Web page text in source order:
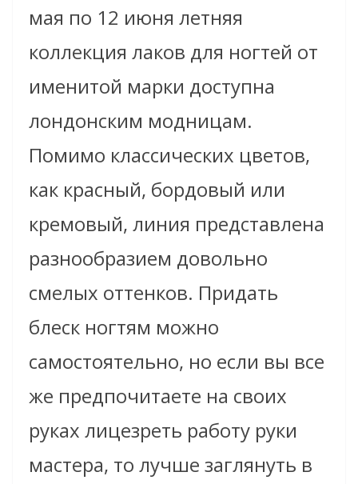
мая по 12 июня летняя
коллекция лаков для ногтей от
именитой марки доступна
лондонским модницам.
Помимо классических цветов,
как красный, бордовый или
кремовый, линия представлена
разнообразием довольно
смелых оттенков. Придать
блеск ногтям можно
самостоятельно, но если вы все
же предпочитаете на своих
руках лицезреть работу руки
мастера, то лучше заглянуть в